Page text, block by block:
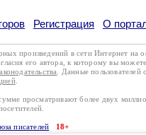
Регистрация О
произведений в сети Интернет на
его автора, к которому вы
. Данные
.
просматривают более двух
писателей 18+